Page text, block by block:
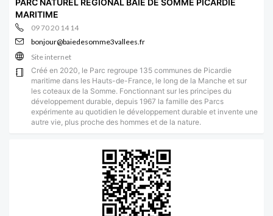
MARITIME
09 70 20 14 14
bonjour@baiedesomme3vallees.fr
Site internet
Créé en 2020, le Parc regroupe 135 communes de Picardie
maritime dans les Hauts-de-France, le long de la Manche et sur
les coteaux de la Somme. Fonctionnant sur les principes du
développement durable, depuis 1967 la famille des Parcs
expérimente au quotidien le développement durable et invente une
autre vie, plus proche des hommes et de la nature.